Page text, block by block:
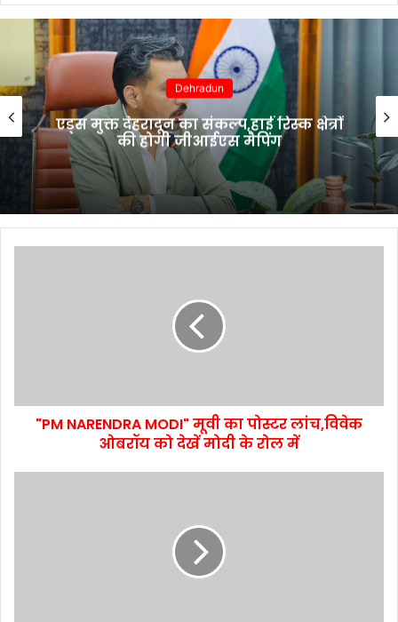
Dehradun
एड्स मुक्त देहरादून का संकल्प,हाई रिस्क क्षेत्रों
की होगी जीआईएस मैपिंग
"PM NARENDRA MODI" मूवी का पोस्टर लांच,विवेक
ओबरॉय को देखें मोदी के रोल में